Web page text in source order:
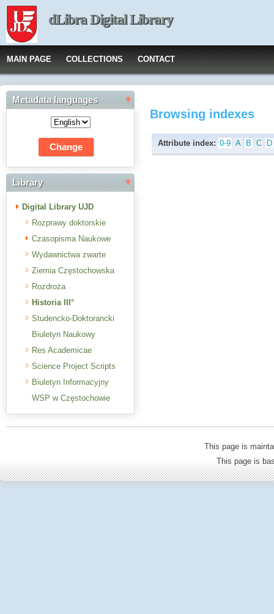
dLibra Digital Library
MAIN PAGE COLLECTIONS CONTACT
Metadata languages
Library
Digital Library UJD
Rozprawy doktorskie
Czasopisma Naukowe
Wydawnictwa zwarte
Ziemia Częstochowska
Rozdroża
Historia III°
Studencko-Doktorancki
Biuletyn Naukowy
Res Academicae
Science Project Scripts
Biuletyn Informacyjny
WSP w Częstochowie
Browsing indexes
Attribute index: 0-9 A B C D
This page is
This page is